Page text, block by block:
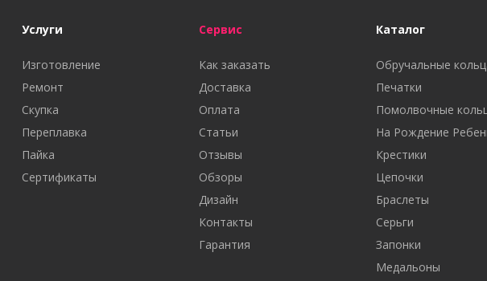
Услуги
Изготовление
Ремонт
Скупка
Переплавка
Пайка
Сертификаты
Сервис
Как заказать
Доставка
Оплата
Статьи
Отзывы
Обзоры
Дизайн
Контакты
Гарантия
Каталог
Обручальные
Печатки
Помолвочные
На Рождение
Крестики
Цепочки
Браслеты
Серьги
Запонки
Медальоны